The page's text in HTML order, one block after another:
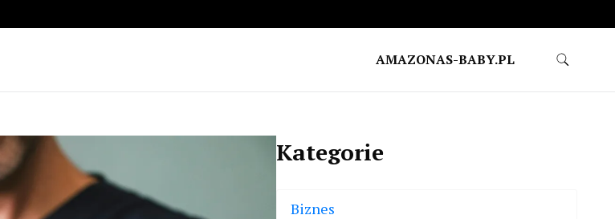
AMAZONAS-BABY.PL
Kategorie
Biznes